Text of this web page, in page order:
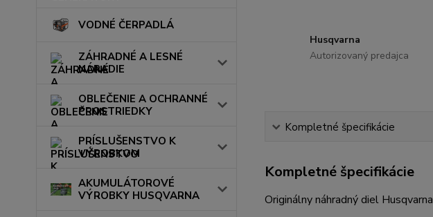
VODNÉ ČERPADLÁ
ZÁHRADNÉ A LESNÉ
NÁRADIE
OBLEČENIE A OCHRANNÉ
PROSTRIEDKY
PRÍSLUŠENSTVO K
VÝROBKOM
AKUMULÁTOROVÉ
VÝROBKY HUSQVARNA
Husqvarna
Autorizovaný predajca
Kompletné špecifikácie
Kompletné špecifikácie
Originálny náhradný diel Husqvarna